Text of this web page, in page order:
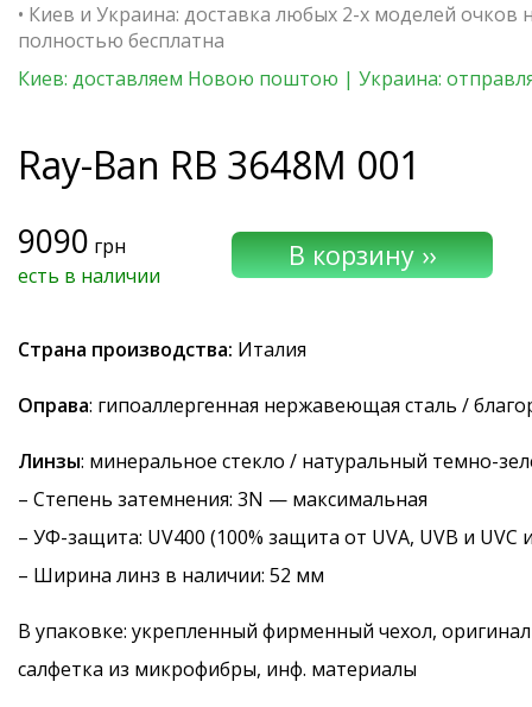
• Киев и Украина: доставка любых 2-х моделей очков
полностью бесплатна
Киев: доставляем Новою поштою | Украина:
Ray-Ban RB 3648M 001
9090 грн
есть в наличии
Страна производства: Италия
Оправа: гипоаллергенная нержавеющая сталь /
Линзы: минеральное стекло / натуральный темно-
– Степень затемнения: 3N — максимальная
– УФ-защита: UV400 (100% защита от UVA, UVB и UVC
– Ширина линз в наличии: 52 мм
В упаковке: укрепленный фирменный чехол,
салфетка из микрофибры, инф. материалы